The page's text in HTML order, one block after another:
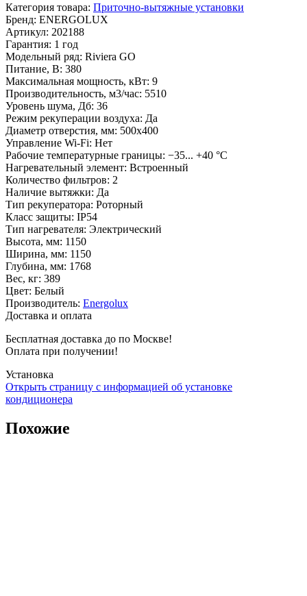
Категория товара: Приточно-вытяжные установки
Бренд: ENERGOLUX
Артикул: 202188
Гарантия: 1 год
Модельный ряд: Riviera GO
Питание, В: 380
Максимальная мощность, кВт: 9
Производительность, м3/час: 5510
Уровень шума, Дб: 36
Режим рекуперации воздуха: Да
Диаметр отверстия, мм: 500x400
Управление Wi-Fi: Нет
Рабочие температурные границы: −35... +40 °С
Нагревательный элемент: Встроенный
Количество фильтров: 2
Наличие вытяжки: Да
Тип рекуператора: Роторный
Класс защиты: IP54
Тип нагревателя: Электрический
Высота, мм: 1150
Ширина, мм: 1150
Глубина, мм: 1768
Вес, кг: 389
Цвет: Белый
Производитель: Energolux
Доставка и оплата
Бесплатная доставка до по Москве!
Оплата при получении!
Установка
Открыть страницу с информацией об установке
кондиционера
Похожие